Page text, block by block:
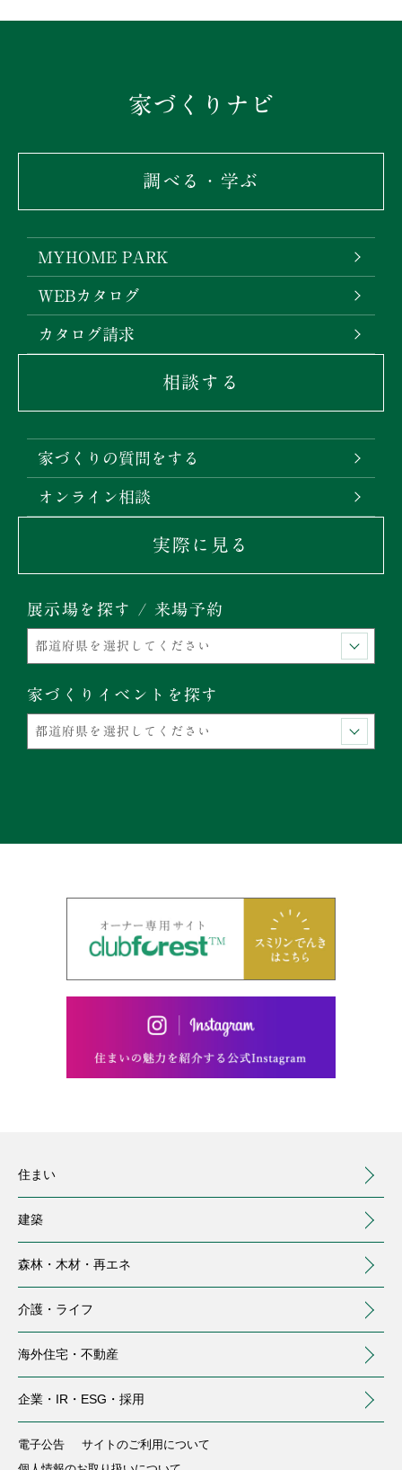
家づくりナビ
調べる・学ぶ
MYHOME PARK
WEBカタログ
カタログ請求
相談する
家づくりの質問をする
オンライン相談
実際に見る
展示場を探す / 来場予約
家づくりイベントを探す
住まい
建築
森林・木材・ 再エネ
介護・ ライフ
海外住宅・ 不動産
企業・IR・ ESG・採用
注文住宅
事業用建築
トップ
介護サービス
トップ
電子公告
サイトのご利用について